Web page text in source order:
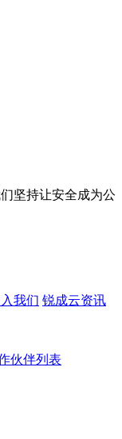
坚持让安全成为公
我们 锐成云资讯
伙伴列表